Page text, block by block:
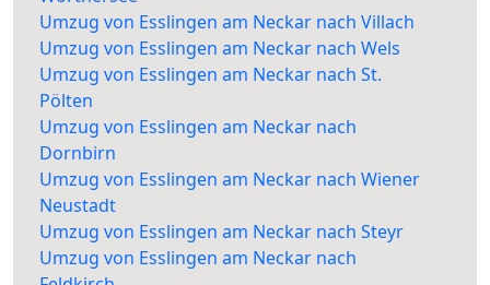
Umzug von Esslingen am Neckar nach Villach
Umzug von Esslingen am Neckar nach Wels
Umzug von Esslingen am Neckar nach St.
Pölten
Umzug von Esslingen am Neckar nach
Dornbirn
Umzug von Esslingen am Neckar nach Wiener
Neustadt
Umzug von Esslingen am Neckar nach Steyr
Umzug von Esslingen am Neckar nach